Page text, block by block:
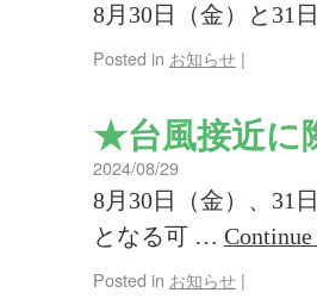
8月30日（金）と31
Posted in お知らせ |
★台風接近
2024/08/29
8月30日（金）、31
となる可 …
Posted in お知らせ |